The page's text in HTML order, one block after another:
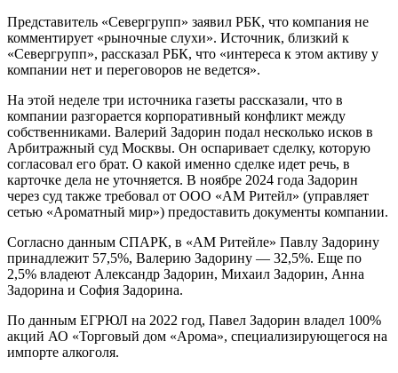
Представитель «Севергрупп» заявил РБК, что компания не
комментирует «рыночные слухи». Источник, близкий к
«Севергрупп», рассказал РБК, что «интереса к этом активу у
компании нет и переговоров не ведется».
На этой неделе три источника газеты рассказали, что в
компании разгорается корпоративный конфликт между
собственниками. Валерий Задорин подал несколько исков в
Арбитражный суд Москвы. Он оспаривает сделку, которую
согласовал его брат. О какой именно сделке идет речь, в
карточке дела не уточняется. В ноябре 2024 года Задорин
через суд также требовал от ООО «АМ Ритейл» (управляет
сетью «Ароматный мир») предоставить документы компании.
Согласно данным СПАРК, в «АМ Ритейле» Павлу Задорину
принадлежит 57,5%, Валерию Задорину — 32,5%. Еще по
2,5% владеют Александр Задорин, Михаил Задорин, Анна
Задорина и София Задорина.
По данным ЕГРЮЛ на 2022 год, Павел Задорин владел 100%
акций АО «Торговый дом «Арома», специализирующегося на
импорте алкоголя.